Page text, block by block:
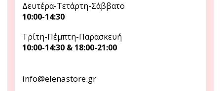
Δευτέρα-Τετάρτη-Σάββατο
10:00-14:30
Τρίτη-Πέμπτη-Παρασκευή
10:00-14:30 & 18:00-21:00
info@elenastore.gr